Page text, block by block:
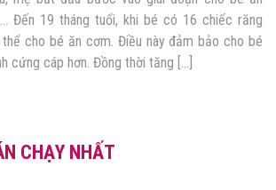
Đến 19 tháng tuổi, khi bé có 16 chiếc răng
cho bé ăn cơm. Điều này đảm bảo cho bé
cứng cáp hơn. Đồng thời tăng […]
CHẠY NHẤT